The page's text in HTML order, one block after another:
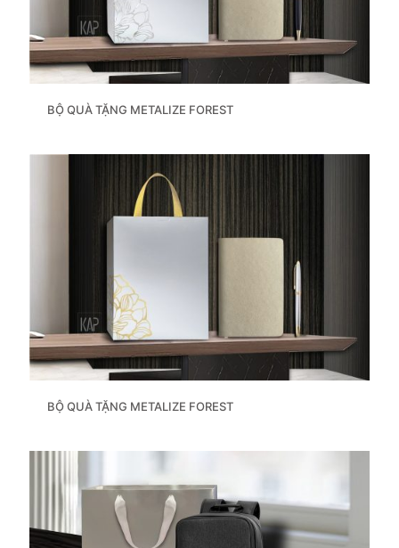
BỘ QUÀ TẶNG METALIZE FOREST
BỘ QUÀ TẶNG METALIZE FOREST